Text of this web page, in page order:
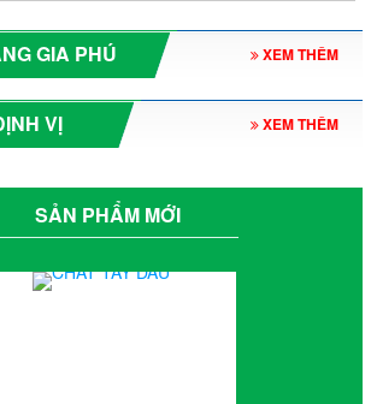
GIA PHÚ XEM THÊM
VỊ XEM THÊM
SẢN PHẨM MỚI